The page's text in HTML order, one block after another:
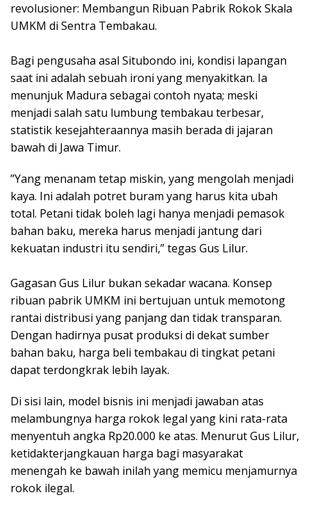
revolusioner: Membangun Ribuan Pabrik Rokok Skala
UMKM di Sentra Tembakau.
​Bagi pengusaha asal Situbondo ini, kondisi lapangan
saat ini adalah sebuah ironi yang menyakitkan. Ia
menunjuk Madura sebagai contoh nyata; meski
menjadi salah satu lumbung tembakau terbesar,
statistik kesejahteraannya masih berada di jajaran
bawah di Jawa Timur.
​”Yang menanam tetap miskin, yang mengolah menjadi
kaya. Ini adalah potret buram yang harus kita ubah
total. Petani tidak boleh lagi hanya menjadi pemasok
bahan baku, mereka harus menjadi jantung dari
kekuatan industri itu sendiri,” tegas Gus Lilur.
​Gagasan Gus Lilur bukan sekadar wacana. Konsep
ribuan pabrik UMKM ini bertujuan untuk memotong
rantai distribusi yang panjang dan tidak transparan.
Dengan hadirnya pusat produksi di dekat sumber
bahan baku, harga beli tembakau di tingkat petani
dapat terdongkrak lebih layak.
​Di sisi lain, model bisnis ini menjadi jawaban atas
melambungnya harga rokok legal yang kini rata-rata
menyentuh angka Rp20.000 ke atas. Menurut Gus Lilur,
ketidakterjangkauan harga bagi masyarakat
menengah ke bawah inilah yang memicu menjamurnya
rokok ilegal.